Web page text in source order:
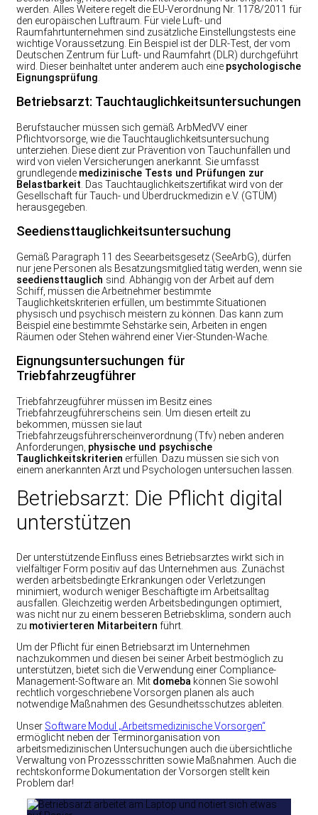
werden. Alles Weitere regelt die EU-Verordnung Nr. 1178/2011 für
den europäischen Luftraum. Für viele Luft- und
Raumfahrtunternehmen sind zusätzliche Einstellungstests eine
wichtige Voraussetzung. Ein Beispiel ist der DLR-Test, der vom
Deutschen Zentrum für Luft- und Raumfahrt (DLR) durchgeführt
wird. Dieser beinhaltet unter anderem auch eine psychologische
Eignungsprüfung
Betriebsarzt: Tauchtauglichkeitsuntersuchungen
Berufstaucher müssen sich gemäß ArbMedVV einer
Pflichtvorsorge, wie die Tauchtauglichkeitsuntersuchung
unterziehen. Diese dient zur Prävention von Tauchunfällen und
wird von vielen Versicherungen anerkannt. Sie umfasst
grundlegende medizinische Tests und Prüfungen zur
Belastbarkeit . Das Tauchtauglichkeitszertifikat wird von der
Gesellschaft für Tauch- und Überdruckmedizin e.V. (GTÜM)
herausgegeben.
Seediensttauglichkeitsuntersuchung
Gemäß Paragraph 11 des Seearbeitsgesetz (SeeArbG), dürfen
nur jene Personen als Besatzungsmitglied tätig werden, wenn sie
seediensttauglich sind. Abhängig von der Arbeit auf dem
Schiff, müssen die Arbeitnehmer bestimmte
Tauglichkeitskriterien erfüllen, um bestimmte Situationen
physisch und psychisch meistern zu können. Das kann zum
Beispiel eine bestimmte Sehstärke sein, Arbeiten in engen
Räumen oder Stehen während einer Vier-Stunden-Wache.
Eignungsuntersuchungen für
Triebfahrzeugführer
Triebfahrzeugführer müssen im Besitz eines
Triebfahrzeugführerscheins sein. Um diesen erteilt zu
bekommen, müssen sie laut
Triebfahrzeugsführerscheinverordnung (Tfv) neben anderen
Anforderungen, physische und psychische
Tauglichkeitskriterien erfüllen. Dazu müssen sie sich von
einem anerkannten Arzt und Psychologen untersuchen lassen.
Betriebsarzt: Die Pflicht digital
unterstützen
Der unterstützende Einfluss eines Betriebsarztes wirkt sich in
vielfältiger Form positiv auf das Unternehmen aus. Zunächst
werden arbeitsbedingte Erkrankungen oder Verletzungen
minimiert, wodurch weniger Beschäftigte im Arbeitsalltag
ausfallen. Gleichzeitig werden Arbeitsbedingungen optimiert,
was nicht nur zu einem besseren Betriebsklima, sondern auch
zu motivierteren Mitarbeitern führt.
Um der Pflicht für einen Betriebsarzt im Unternehmen
nachzukommen und diesen bei seiner Arbeit bestmöglich zu
unterstützen, bietet sich die Verwendung einer Compliance-
Management-Software an. Mit domeba können Sie sowohl
rechtlich vorgeschriebene Vorsorgen planen als auch
notwendige Maßnahmen des Gesundheitsschutzes ableiten.
Unser Software Modul „Arbeitsmedizinische Vorsorgen“
ermöglicht neben der Terminorganisation von
arbeitsmedizinischen Untersuchungen auch die übersichtliche
Verwaltung von Prozessschritten sowie Maßnahmen. Auch die
rechtskonforme Dokumentation der Vorsorgen stellt kein
Problem dar!